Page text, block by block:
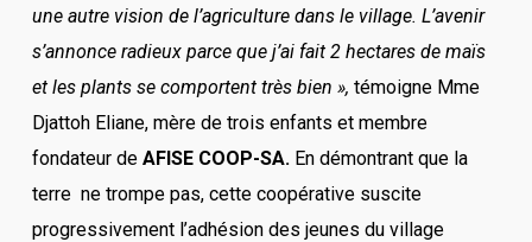
une autre vision de l’agriculture dans le village. L’avenir
s’annonce radieux parce que j’ai fait 2 hectares de maïs
et les plants se comportent très bien », témoigne Mme
Djattoh Eliane, mère de trois enfants et membre
fondateur de AFISE COOP-SA. En démontrant que la
terre ne trompe pas, cette coopérative suscite
progressivement l’adhésion des jeunes du village